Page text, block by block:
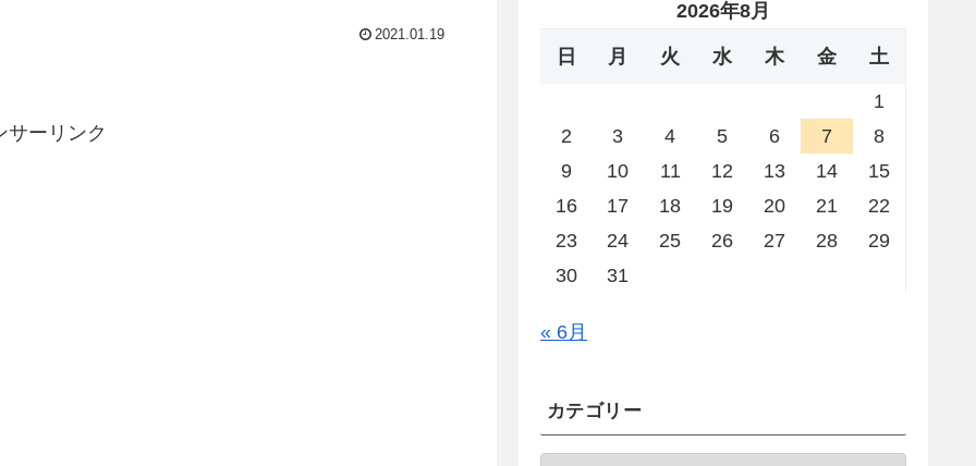
2021.01.19
サーリンク
2026年8月
日 月 火 水 木 金 土
1
2
3 4 5 6 7
8
9
10 11 12 13 14
15
16
17 18 19 20 21
22
23
24 25 26 27 28
29
30
31
« 6月
カテゴリー